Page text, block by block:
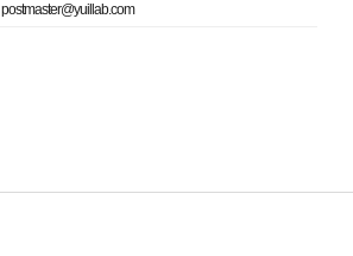
postmaster@yuillab.com